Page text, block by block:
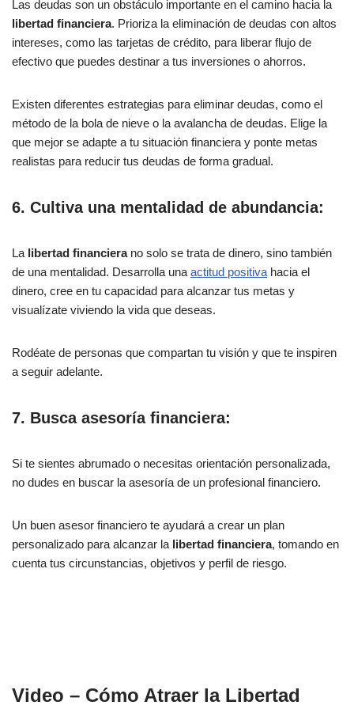
Las deudas son un obstáculo importante en el camino hacia la
libertad financiera. Prioriza la eliminación de deudas con altos
intereses, como las tarjetas de crédito, para liberar flujo de
efectivo que puedes destinar a tus inversiones o ahorros.
Existen diferentes estrategias para eliminar deudas, como el
método de la bola de nieve o la avalancha de deudas. Elige la
que mejor se adapte a tu situación financiera y ponte metas
realistas para reducir tus deudas de forma gradual.
6. Cultiva una mentalidad de abundancia:
La libertad financierano solo se trata de dinero, sino también
de una mentalidad. Desarrolla una actitud positiva hacia el
dinero, cree en tu capacidad para alcanzar tus metas y
visualízate viviendo la vida que deseas.
Rodéate de personas que compartan tu visión y que te inspiren
a seguir adelante.
7. Busca asesoría financiera:
Si te sientes abrumado o necesitas orientación personalizada,
no dudes en buscar la asesoría de un profesional financiero.
Un buen asesor financiero te ayudará a crear un plan
personalizado para alcanzar la libertad financiera, tomando en
cuenta tus circunstancias, objetivos y perfil de riesgo.
Video – Cómo Atraer la Libertad